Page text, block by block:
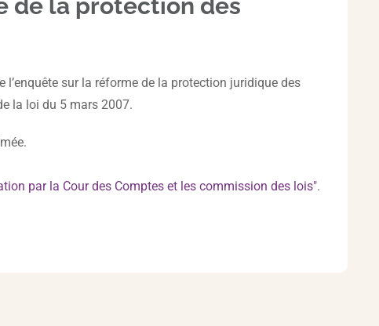
de la protection des
sur la réforme de la protection juridique des
la loi du 5 mars 2007.
par la Cour des Comptes et les commission des lois".